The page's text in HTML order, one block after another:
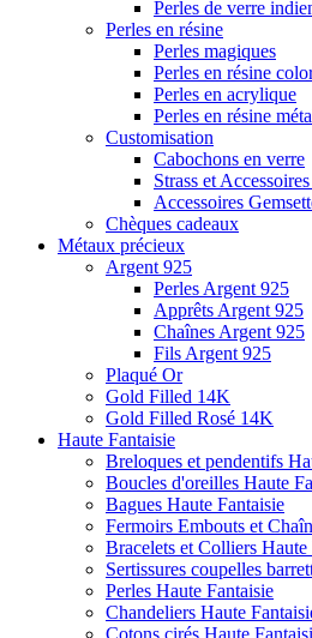
Perles de verre
Perles en résine
Perles magiques
Perles en résine
Perles en acrylique
Perles en résine
Customisation
Cabochons en verre
Strass et
Accessoires
Chèques cadeaux
Métaux précieux
Argent 925
Perles Argent 925
Apprêts Argent 925
Chaînes Argent 925
Fils Argent 925
Plaqué Or
Gold Filled 14K
Gold Filled Rosé 14K
Haute Fantaisie
Breloques et pendentifs
Boucles d'oreilles Haute
Bagues Haute Fantaisie
Fermoirs Embouts et
Bracelets et Colliers Haute
Sertissures coupelles
Perles Haute Fantaisie
Chandeliers Haute
Cotons cirés Haute